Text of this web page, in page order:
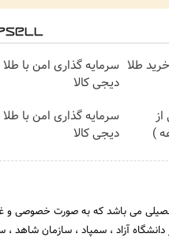
طلا سرمایه گذاری امن با
دیجی کالا
سرمایه گذاری امن با
دیجی کالا
می باشد که به صورت خصوصی و
آزاد ، سمپاد ، سازمان